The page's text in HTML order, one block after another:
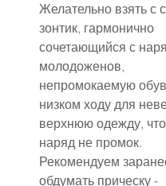
Желательно взять с
зонтик, гармонично
сочетающийся с
молодоженов,
непромокаемую
низком ходу для
верхнюю одежду,
наряд не промок.
Рекомендуем
обдумать прическу -